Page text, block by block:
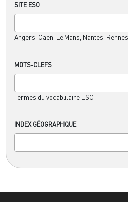
SITE ESO
Angers, Caen, Le Mans, Nantes, Rennes
MOTS-CLEFS
Termes du vocabulaire ESO
INDEX GÉOGRAPHIQUE